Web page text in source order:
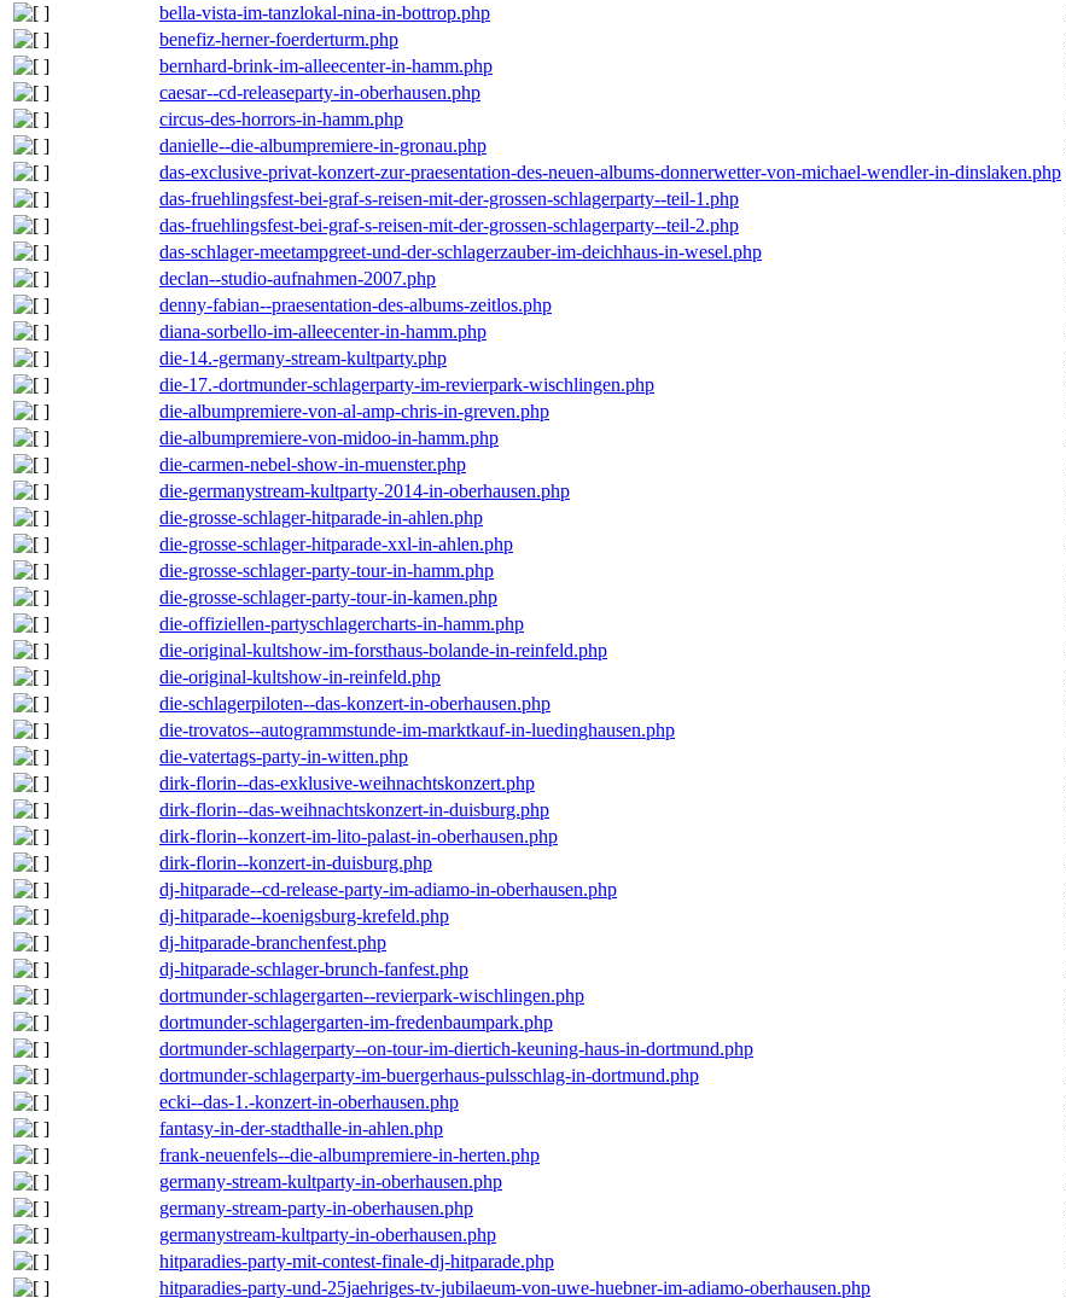
bella-vista-im-tanzlokal-nina-in-bottrop.php
benefiz-herner-foerderturm.php
bernhard-brink-im-alleecenter-in-hamm.php
caesar--cd-releaseparty-in-oberhausen.php
circus-des-horrors-in-hamm.php
danielle--die-albumpremiere-in-gronau.php
das-exclusive-privat-konzert-zur-praesentation-des-neuen-albums-donnerwetter-von-michael-wendler-in-dinslaken.php
das-fruehlingsfest-bei-graf-s-reisen-mit-der-grossen-schlagerparty--teil-1.php
das-fruehlingsfest-bei-graf-s-reisen-mit-der-grossen-schlagerparty--teil-2.php
das-schlager-meetampgreet-und-der-schlagerzauber-im-deichhaus-in-wesel.php
declan--studio-aufnahmen-2007.php
denny-fabian--praesentation-des-albums-zeitlos.php
diana-sorbello-im-alleecenter-in-hamm.php
die-14.-germany-stream-kultparty.php
die-17.-dortmunder-schlagerparty-im-revierpark-wischlingen.php
die-albumpremiere-von-al-amp-chris-in-greven.php
die-albumpremiere-von-midoo-in-hamm.php
die-carmen-nebel-show-in-muenster.php
die-germanystream-kultparty-2014-in-oberhausen.php
die-grosse-schlager-hitparade-in-ahlen.php
die-grosse-schlager-hitparade-xxl-in-ahlen.php
die-grosse-schlager-party-tour-in-hamm.php
die-grosse-schlager-party-tour-in-kamen.php
die-offiziellen-partyschlagercharts-in-hamm.php
die-original-kultshow-im-forsthaus-bolande-in-reinfeld.php
die-original-kultshow-in-reinfeld.php
die-schlagerpiloten--das-konzert-in-oberhausen.php
die-trovatos--autogrammstunde-im-marktkauf-in-luedinghausen.php
die-vatertags-party-in-witten.php
dirk-florin--das-exklusive-weihnachtskonzert.php
dirk-florin--das-weihnachtskonzert-in-duisburg.php
dirk-florin--konzert-im-lito-palast-in-oberhausen.php
dirk-florin--konzert-in-duisburg.php
dj-hitparade--cd-release-party-im-adiamo-in-oberhausen.php
dj-hitparade--koenigsburg-krefeld.php
dj-hitparade-branchenfest.php
dj-hitparade-schlager-brunch-fanfest.php
dortmunder-schlagergarten--revierpark-wischlingen.php
dortmunder-schlagergarten-im-fredenbaumpark.php
dortmunder-schlagerparty--on-tour-im-diertich-keuning-haus-in-dortmund.php
dortmunder-schlagerparty-im-buergerhaus-pulsschlag-in-dortmund.php
ecki--das-1.-konzert-in-oberhausen.php
fantasy-in-der-stadthalle-in-ahlen.php
frank-neuenfels--die-albumpremiere-in-herten.php
germany-stream-kultparty-in-oberhausen.php
germany-stream-party-in-oberhausen.php
germanystream-kultparty-in-oberhausen.php
hitparadies-party-mit-contest-finale-dj-hitparade.php
hitparadies-party-und-25jaehriges-tv-jubilaeum-von-uwe-huebner-im-adiamo-oberhausen.php